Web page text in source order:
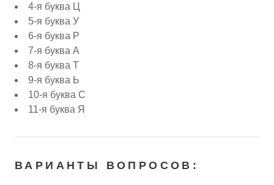
4-я буква Ц
5-я буква У
6-я буква Р
7-я буква А
8-я буква Т
9-я буква Ь
10-я буква С
11-я буква Я
ВАРИАНТЫ ВОПРОСОВ: